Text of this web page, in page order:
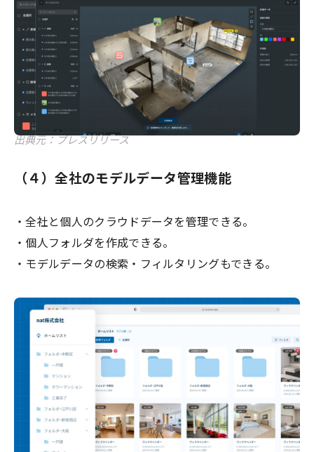
出典元：プレスリリース
（４）全社のモデルデータ管理機能
・全社と個人のクラウドデータを管理できる。
・個人フォルダを作成できる。
・モデルデータの検索・フィルタリングもできる。